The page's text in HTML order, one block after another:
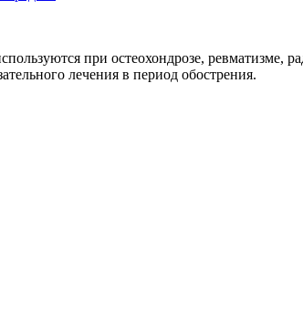
при остеохондрозе,
лечения в период обострения.